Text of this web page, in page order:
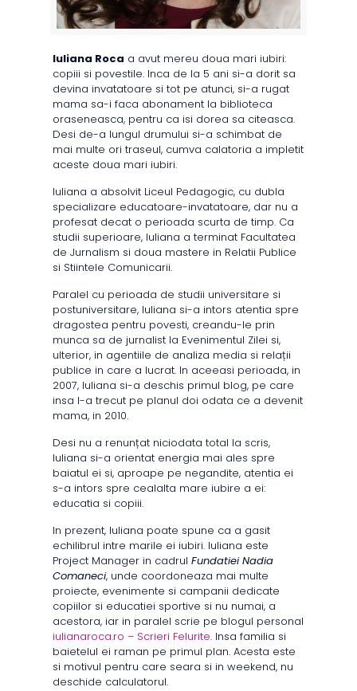
Iuliana Roca a avut mereu doua mari iubiri:
copiii si povestile. Inca de la 5 ani si-a dorit sa
devina invatatoare si tot pe atunci, si-a rugat
mama sa-i faca abonament la biblioteca
oraseneasca, pentru ca isi dorea sa citeasca.
Desi de-a lungul drumului si-a schimbat de
mai multe ori traseul, cumva calatoria a impletit
aceste doua mari iubiri.
Iuliana a absolvit Liceul Pedagogic, cu dubla
specializare educatoare-invatatoare, dar nu a
profesat decat o perioada scurta de timp. Ca
studii superioare, Iuliana a terminat Facultatea
de Jurnalism si doua mastere in Relatii Publice
si Stiintele Comunicarii.
Paralel cu perioada de studii universitare si
postuniversitare, Iuliana si-a intors atentia spre
dragostea pentru povesti, creandu-le prin
munca sa de jurnalist la Evenimentul Zilei si,
ulterior, in agentiile de analiza media si relații
publice in care a lucrat. In aceeasi perioada, in
2007, Iuliana si-a deschis primul blog, pe care
insa l-a trecut pe planul doi odata ce a devenit
mama, in 2010.
Desi nu a renunțat niciodata total la scris,
Iuliana si-a orientat energia mai ales spre
baiatul ei si, aproape pe negandite, atentia ei
s-a intors spre cealalta mare iubire a ei:
educatia si copiii.
In prezent, Iuliana poate spune ca a gasit
echilibrul intre marile ei iubiri. Iuliana este
Project Manager in cadrulFundatiei Nadia
Comaneci, unde coordoneaza mai multe
proiecte, evenimente si campanii dedicate
copiilor si educatiei sportive si nu numai, a
acestora, iar in paralel scrie pe blogul personal
iulianaroca.ro – Scrieri Felurite. Insa familia si
baietelul ei raman pe primul plan. Acesta este
si motivul pentru care seara si in weekend, nu
deschide calculatorul.